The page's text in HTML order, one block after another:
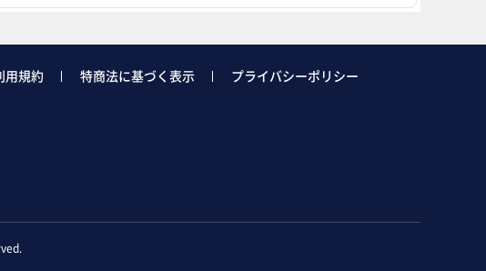
用規約 特商法に基づく表示 プライバシーポリシー